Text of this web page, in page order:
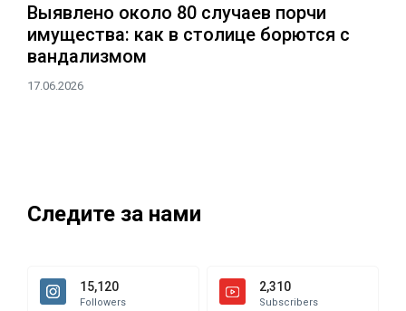
Выявлено около 80 случаев порчи
имущества: как в столице борются с
вандализмом
17.06.2026
Следите за нами
15,120
Followers
2,310
Subscribers